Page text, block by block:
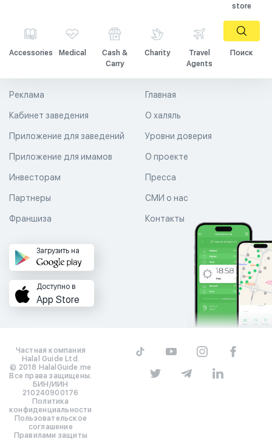
store
Accessories Medical
Cash &
Carry
Charity
Travel
Agents
Поиск
Главная
О халяль
Уровни доверия
Реклама
Кабинет заведения
Приложение для заведений
Приложение для имамов О проекте
Пресса
СМИ о нас
Контакты
Инвесторам
Партнеры
Франшиза
Загрузить на
Доступно в
App Store
Частная компания
Halal Guide Ltd.
© 2018 HalalGuide.me
Все права защищены.
БИН/ИИН
210240900176
Политика
конфиденциальности
Пользовательское
соглашение
Правилами защиты